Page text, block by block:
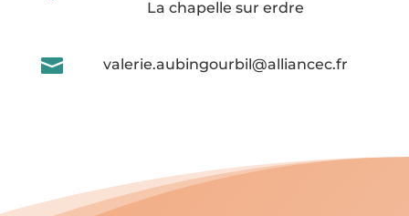
La chapelle sur erdre
 valerie.aubingourbil@alliancec.fr